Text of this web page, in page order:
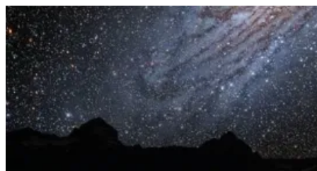
Zum
Inhalt
springen